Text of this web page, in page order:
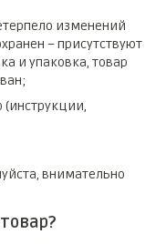
изменений
– присутствуют
и упаковка, товар
внимательно